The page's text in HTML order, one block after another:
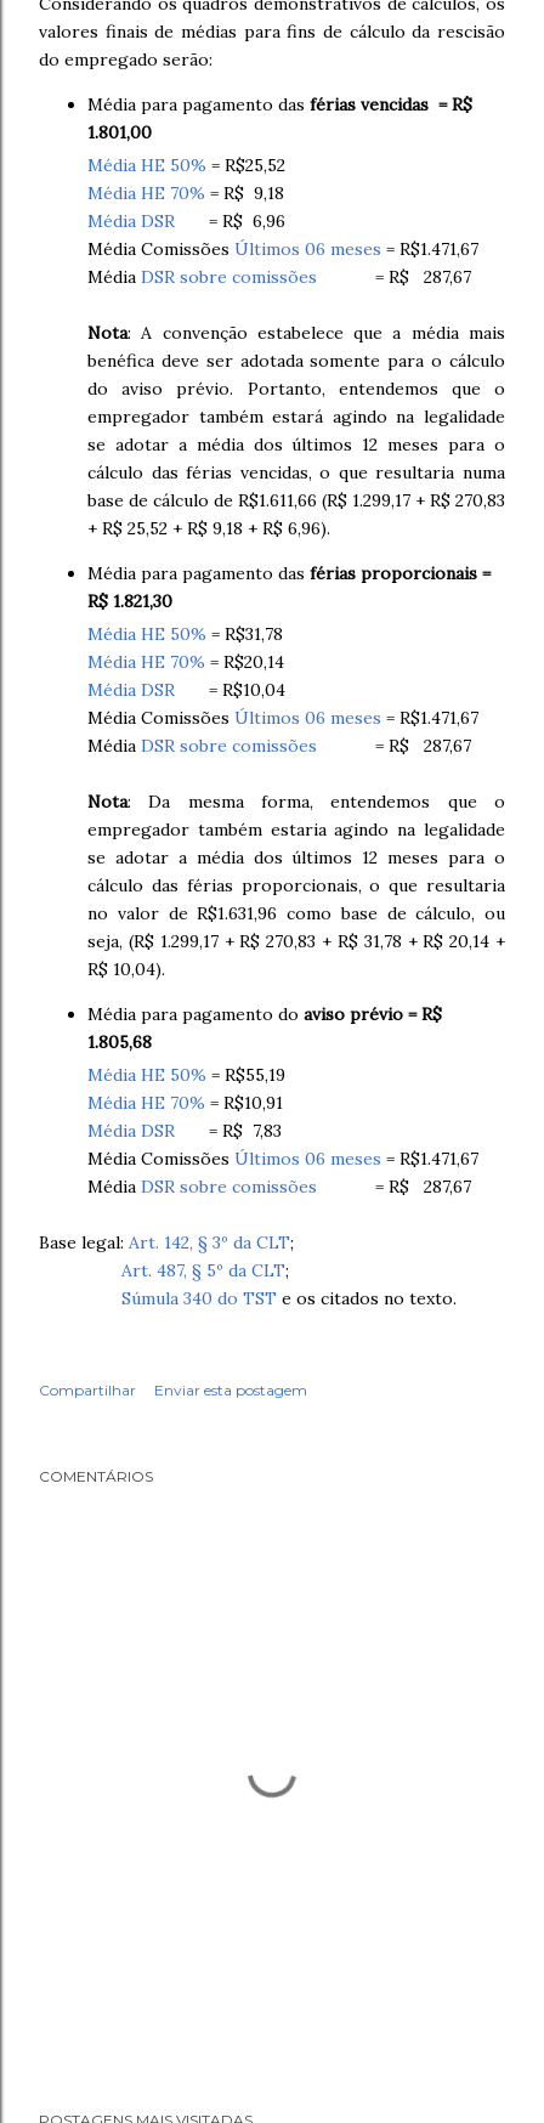
valores finais de médias para fins de cálculo da rescisão
do empregado serão:
Média para pagamento das férias vencidas = R$
1.801,00
Média HE 50% = R$25,52
Média HE 70% = R$ 9,18
Média DSR = R$ 6,96
Média Comissões Últimos 06 meses = R$1.471,67
Média DSR sobre comissões = R$ 287,67
Nota: A convenção estabelece que a média mais
benéfica deve ser adotada somente para o cálculo
do aviso prévio. Portanto, entendemos que o
empregador também estará agindo na legalidade
se adotar a média dos últimos 12 meses para o
cálculo das férias vencidas, o que resultaria numa
base de cálculo de R$1.611,66 (R$ 1.299,17 + R$ 270,83
+ R$ 25,52 + R$ 9,18 + R$ 6,96).
Média para pagamento das férias proporcionais =
R$ 1.821,30
Média HE 50% = R$31,78
Média HE 70% = R$20,14
Média DSR = R$10,04
Média Comissões Últimos 06 meses = R$1.471,67
Média DSR sobre comissões = R$ 287,67
Nota: Da mesma forma, entendemos que o
empregador também estaria agindo na legalidade
se adotar a média dos últimos 12 meses para o
cálculo das férias proporcionais, o que resultaria
no valor de R$1.631,96 como base de cálculo, ou
seja, (R$ 1.299,17 + R$ 270,83 + R$ 31,78 + R$ 20,14 +
R$ 10,04).
Média para pagamento do aviso prévio = R$
1.805,68
Média HE 50% = R$55,19
Média HE 70% = R$10,91
Média DSR = R$ 7,83
Média Comissões Últimos 06 meses = R$1.471,67
Média DSR sobre comissões = R$ 287,67
Base legal: Art. 142, § 3º da CLT;
Art. 487, § 5º da CLT;
Súmula 340 do TST e os citados no texto.
Compartilhar Enviar esta postagem
COMENTÁRIOS